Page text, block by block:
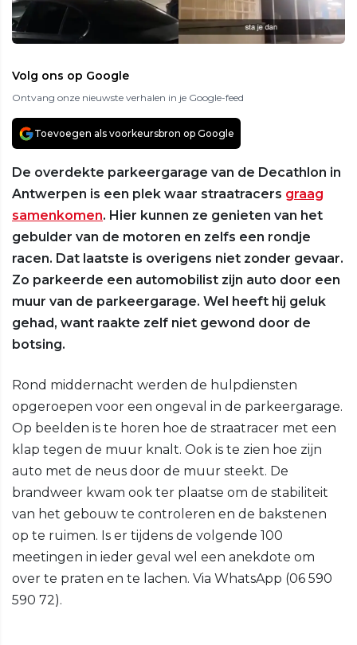
Volg ons op Google
Ontvang onze nieuwste verhalen in je Google-feed
Toevoegen als voorkeursbron op Google
De overdekte parkeergarage van de Decathlon in
Antwerpen is een plek waar straatracers graag
samenkomen. Hier kunnen ze genieten van het
gebulder van de motoren en zelfs een rondje
racen. Dat laatste is overigens niet zonder gevaar.
Zo parkeerde een automobilist zijn auto door een
muur van de parkeergarage. Wel heeft hij geluk
gehad, want raakte zelf niet gewond door de
botsing.
Rond middernacht werden de hulpdiensten
opgeroepen voor een ongeval in de parkeergarage.
Op beelden is te horen hoe de straatracer met een
klap tegen de muur knalt. Ook is te zien hoe zijn
auto met de neus door de muur steekt. De
brandweer kwam ook ter plaatse om de stabiliteit
van het gebouw te controleren en de bakstenen
op te ruimen. Is er tijdens de volgende 100
meetingen in ieder geval wel een anekdote om
over te praten en te lachen. Via WhatsApp (06 590
590 72).